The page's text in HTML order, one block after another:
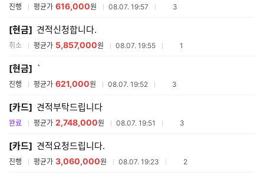
진행 평균가 616,000원 08.07. 19:57 참여업체수
3
[현금] 견적신청합니다.
취소 평균가 5,857,000원 08.07. 19:55 참여업체수
1
[현금] `
진행 평균가 621,000원 08.07. 19:52 참여업체수
3
[카드] 견적부탁드립니다
완료 평균가 2,748,000원 08.07. 19:51 참여업체수
3
[카드] 견적요청드립니다.
진행 평균가 3,060,000원 08.07. 19:23 참여업체수
2